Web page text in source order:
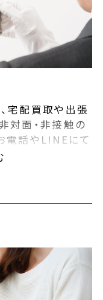
宅配買取や出張
対面・非接触の
電話やLINEにて
！また無料の宅